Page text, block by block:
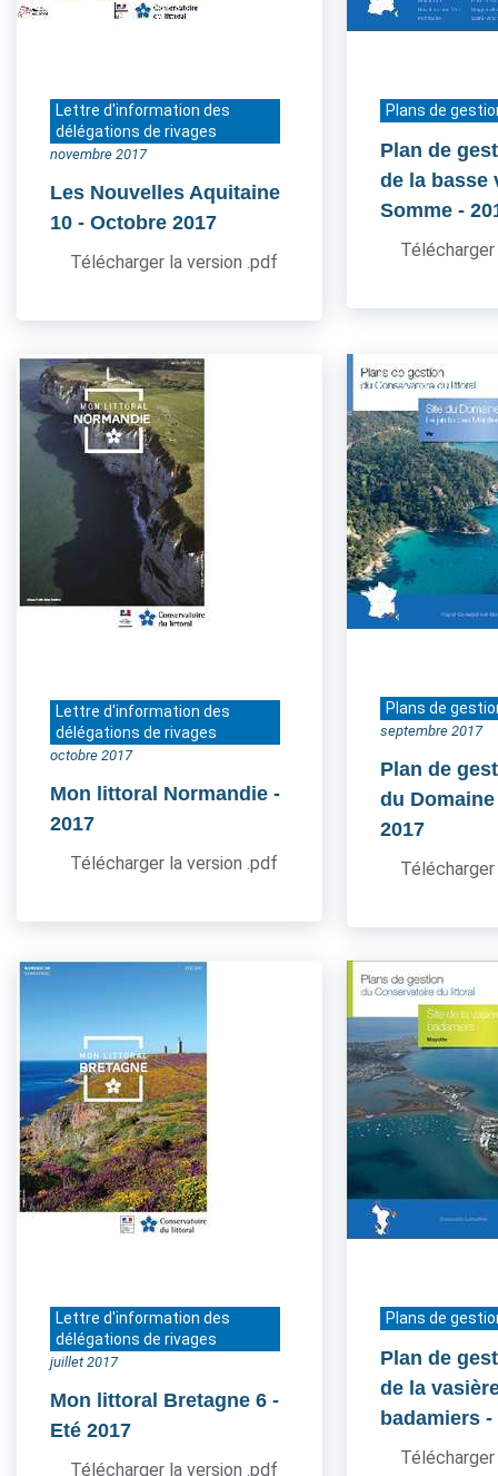
Lettre d'information des
délégations de rivages
novembre 2017
Les Nouvelles Aquitaine
10 - Octobre 2017
Télécharger la version .pdf
Plans de
Plan de
de la basse
Somme -
Lettre d'information des
délégations de rivages
octobre 2017
Mon littoral Normandie -
2017
Télécharger la version .pdf
Plans de
septembre 2017
Plan de
du
2017
Lettre d'information des
délégations de rivages
juillet 2017
Mon littoral Bretagne 6 -
Eté 2017
Télécharger la version .pdf
Plans de
Plan de
de la
badamiers -